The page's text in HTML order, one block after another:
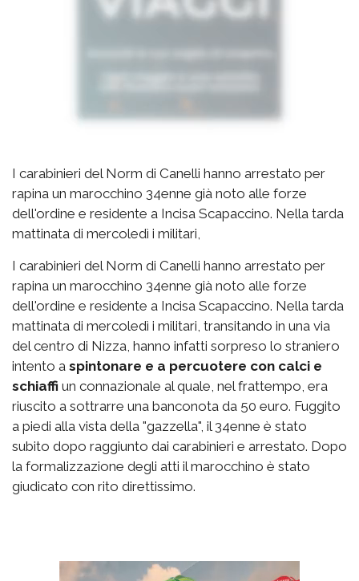
I carabinieri del Norm di Canelli hanno arrestato per
rapina un marocchino 34enne già noto alle forze
dell'ordine e residente a Incisa Scapaccino. Nella tarda
mattinata di mercoledì i militari,
I carabinieri del Norm di Canelli hanno arrestato per
rapina un marocchino 34enne già noto alle forze
dell'ordine e residente a Incisa Scapaccino. Nella tarda
mattinata di mercoledì i militari, transitando in una via
del centro di Nizza, hanno infatti sorpreso lo straniero
intento a spintonare e a percuotere con calci e
schiaffi un connazionale al quale, nel frattempo, era
riuscito a sottrarre una banconota da 50 euro. Fuggito
a piedi alla vista della "gazzella", il 34enne è stato
subito dopo raggiunto dai carabinieri e arrestato. Dopo
la formalizzazione degli atti il marocchino è stato
giudicato con rito direttissimo.